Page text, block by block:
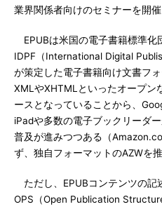
業界関係者向けのセミナーを開催
EPUBは米国の電子書籍標準化
IDPF（International Digital
が策定した電子書籍向け文書フォ
XMLやXHTMLといったオープン
ースとなっていることから、
iPadや多数の電子ブックリーダ
普及が進みつつある（
ず、独自フォーマットのAZWを推
ただし、EPUBコンテンツの記
OPS（Open Publication